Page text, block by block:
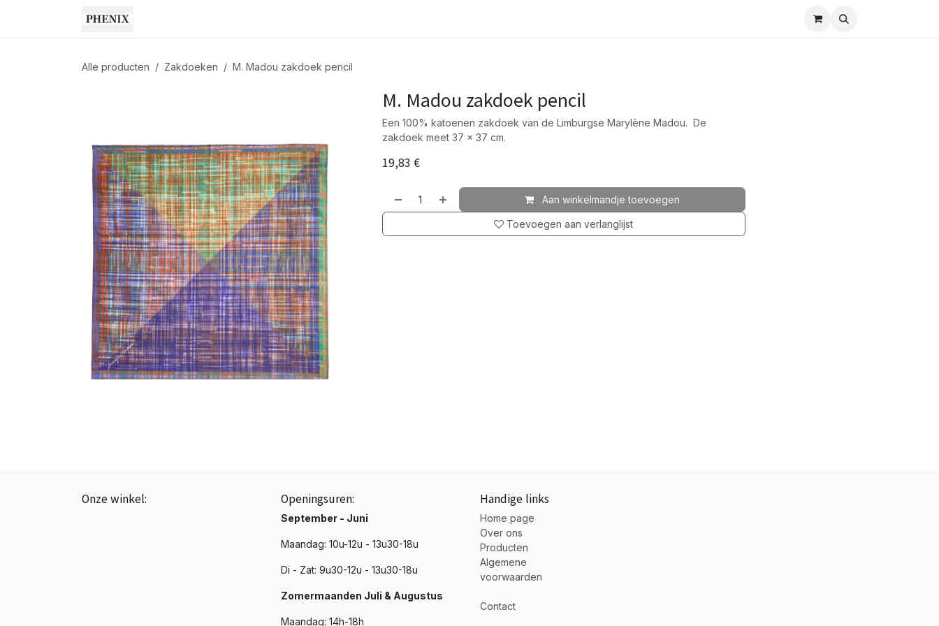
Alle producten Zakdoeken M. Madou zakdoek pencil
M. Madou zakdoek pencil
Een 100% katoenen zakdoek van de Limburgse Marylène Madou. De
zakdoek meet 37 x 37 cm.
19,83 €
Aan winkelmandje toevoegen
Toevoegen aan verlanglijst
Onze winkel: Openingsuren:
September - Juni
Maandag: 10u-12u - 13u30-18u
Di - Zat: 9u30-12u - 13u30-18u
Zomermaanden Juli & Augustus
Maandag: 14h-18h
Handige links
Home page
Over ons
Producten
Algemene
voorwaarden
Contact